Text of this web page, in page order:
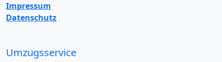
Impressum
Datenschutz
Umzugsservice